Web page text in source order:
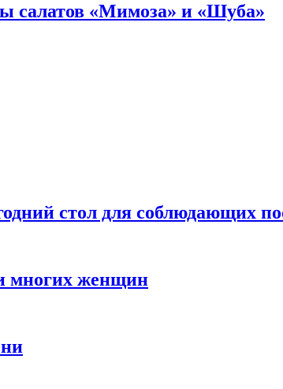
салатов «Мимоза» и «Шуба»
стол для соблюдающих
многих женщин